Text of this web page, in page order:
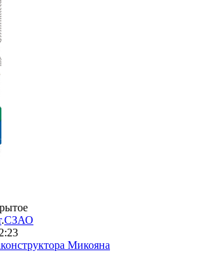
.СЗАО
Микояна